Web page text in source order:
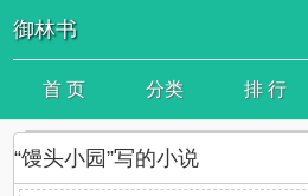
御林书
首 页 分类 排 行
“馒头小园”写的小说